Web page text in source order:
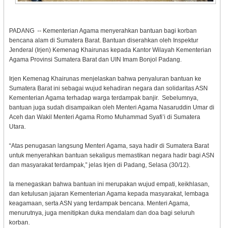
PADANG -- Kementerian Agama menyerahkan bantuan bagi korban
bencana alam di Sumatera Barat. Bantuan diserahkan oleh Inspektur
Jenderal (Irjen) Kemenag Khairunas kepada Kantor Wilayah Kementerian
Agama Provinsi Sumatera Barat dan UIN Imam Bonjol Padang.
Irjen Kemenag Khairunas menjelaskan bahwa penyaluran bantuan ke
Sumatera Barat ini sebagai wujud kehadiran negara dan solidaritas ASN
Kementerian Agama terhadap warga terdampak banjir. Sebelumnya,
bantuan juga sudah disampaikan oleh Menteri Agama Nasaruddin Umar di
Aceh dan Wakil Menteri Agama Romo Muhammad Syafi’i di Sumatera
Utara.
“Atas penugasan langsung Menteri Agama, saya hadir di Sumatera Barat
untuk menyerahkan bantuan sekaligus memastikan negara hadir bagi ASN
dan masyarakat terdampak,” jelas Irjen di Padang, Selasa (30/12).
Ia menegaskan bahwa bantuan ini merupakan wujud empati, keikhlasan,
dan ketulusan jajaran Kementerian Agama kepada masyarakat, lembaga
keagamaan, serta ASN yang terdampak bencana. Menteri Agama,
menurutnya, juga menitipkan duka mendalam dan doa bagi seluruh
korban.